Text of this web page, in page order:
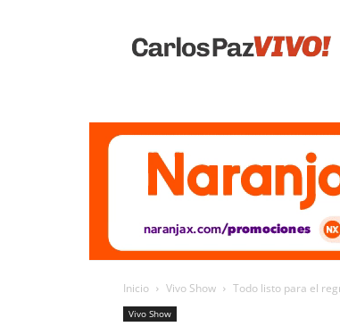
Vivo
Inicio Vivo Show Todo listo para el
Vivo Show